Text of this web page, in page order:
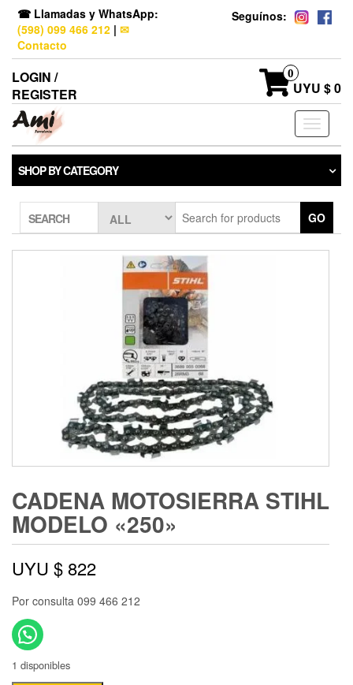
☎ Llamadas y WhatsApp:
(598) 099 466 212 | ✉
Contacto
Seguínos:
LOGIN /
REGISTER
0
UYU $ 0
Toggle
SHOP BY CATEGORY
SEARCH GO
CADENA MOTOSIERRA STIHL
MODELO «250»
UYU $822
Por consulta 099 466 212
1 disponibles